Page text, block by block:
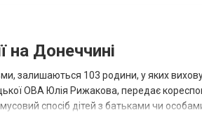
на Донеччині
залишаються 103 родини, у яких
ОВА Юлія Рижакова, передає
спосіб дітей з батьками чи